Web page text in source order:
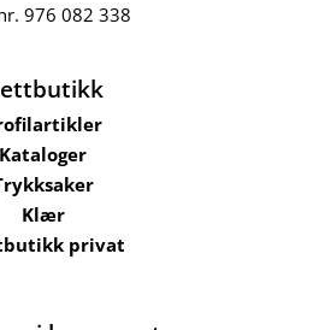
976 082 338
Kataloger
Klær
privat